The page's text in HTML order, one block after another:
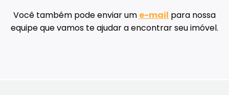
Você também pode enviar um e-mail para nossa
equipe que vamos te ajudar a encontrar seu imóvel.